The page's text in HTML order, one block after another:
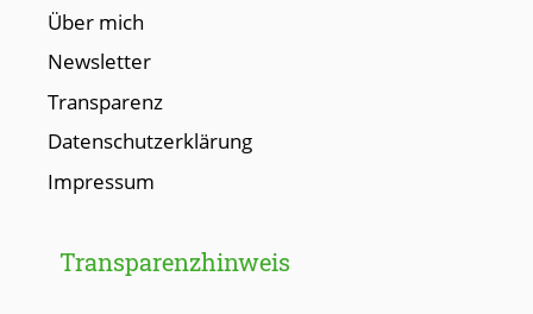
Über mich
Newsletter
Transparenz
Datenschutzerklärung
Impressum
Transparenzhinweis